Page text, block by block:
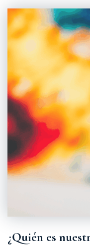
¿Quién es